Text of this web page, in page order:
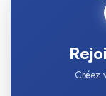
Créez